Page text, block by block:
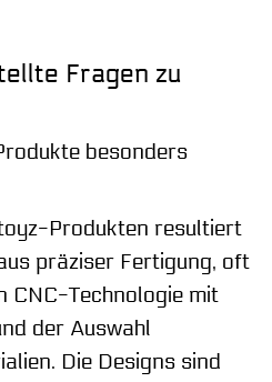
Fragen zu
besonders
Produkten resultiert
präziser Fertigung, oft
CNC-Technologie mit
der Auswahl
Die Designs sind